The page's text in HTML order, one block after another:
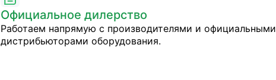
Официальное дилерство
Работаем напрямую с производителями и официальными
дистрибьюторами оборудования.